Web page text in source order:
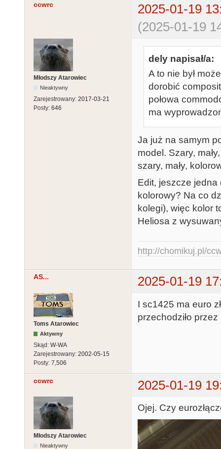
ccwrc
2025-01-19
(2025-01-19
Młodszy Atarowiec
Nieaktywny
Zarejestrowany: 2017-03-21
Posty: 646
dely napisał/a:
A to nie był
dorobić
połowa
ma
Ja już na samym
model. Szary,
szary, mały,
Edit, jeszcze jedna
kolorowy? Na co
kolegi), więc kolor
Heliosa z
http://chomikuj.pl/
AS... 2025-01-19
Toms Atarowiec
Aktywny
Skąd: W-WA
Zarejestrowany: 2002-05-15
Posty: 7,506
I sc1425 ma euro
przechodziło
ccwrc 2025-01-19
Młodszy Atarowiec
Nieaktywny
Ojej. Czy